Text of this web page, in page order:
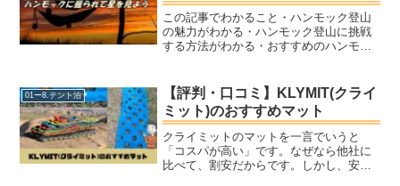
この記事でわかること・ハンモック登山
の魅力がわかる・ハンモック登山に挑戦
する方法がわかる・おすすめのハンモッ
備 ・ツリーストラップ ・ハンモック ・
ハンモック専用シ...
01ー8.テント泊
【評判・口コミ】KLYMIT(クライ
ミット)のおすすめマット
クライミットのマットを一言でいうと
「コスパが高い」です。なぜなら他社に
比べて、割安だからです。しかし、安い